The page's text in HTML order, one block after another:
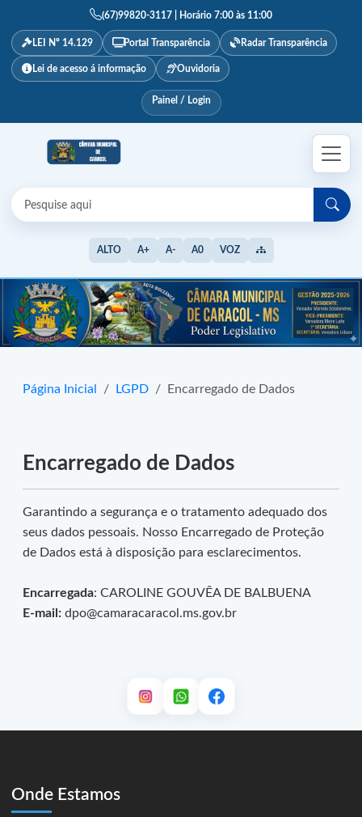
(67)99820-3117 | Horário 7:00 às 11:00
LEI Nº 14.129 Portal Transparência Radar Transparência
Lei de acesso á informação Ouvidoria
Painel / Login
ALTO A+ A- A0 VOZ
Página Inicial LGPD Encarregado de Dados
Encarregado de Dados
Garantindo a segurança e o tratamento adequado dos
seus dados pessoais. Nosso Encarregado de Proteção
de Dados está à disposição para esclarecimentos.
Encarregada: CAROLINE GOUVÊA DE BALBUENA
E-mail: dpo@camaracaracol.ms.gov.br
Onde Estamos